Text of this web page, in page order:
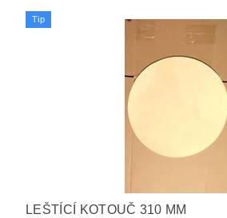
Tip
LEŠTÍCÍ KOTOUČ 310 MM